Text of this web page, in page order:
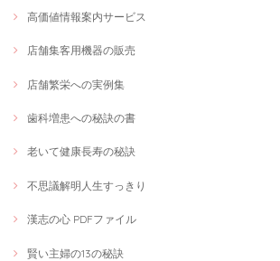
高価値情報案内サービス
店舗集客用機器の販売
店舗繁栄への実例集
歯科増患への秘訣の書
老いて健康長寿の秘訣
不思議解明人生すっきり
漢志の心 PDFファイル
賢い主婦の13の秘訣